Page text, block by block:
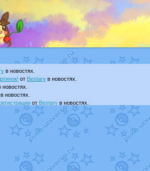
в новостях.
от Bestaryв новостях.
новостях.
от Bestaryв новостях.
Dakkuв фанарте.
в фанарте.
отRandomon
в фанарте.
Randomon
в фанарте.
в фанарте.
в фанарте.
в фанарте.